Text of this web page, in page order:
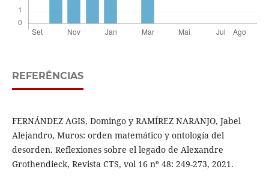
REFERÊNCIAS
FERNÁNDEZ AGIS, Domingo y RAMÍREZ NARANJO, Jabel
Alejandro, Muros: orden matemático y ontología del
desorden. Reflexiones sobre el legado de Alexandre
Grothendieck, Revista CTS, vol 16 nº 48: 249-273, 2021.